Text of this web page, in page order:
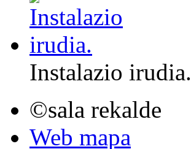
Instalazio irudia.
©sala rekalde
Web mapa